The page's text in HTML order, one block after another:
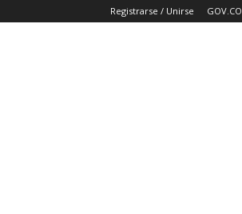
Registrarse / Unirse GOV.CO